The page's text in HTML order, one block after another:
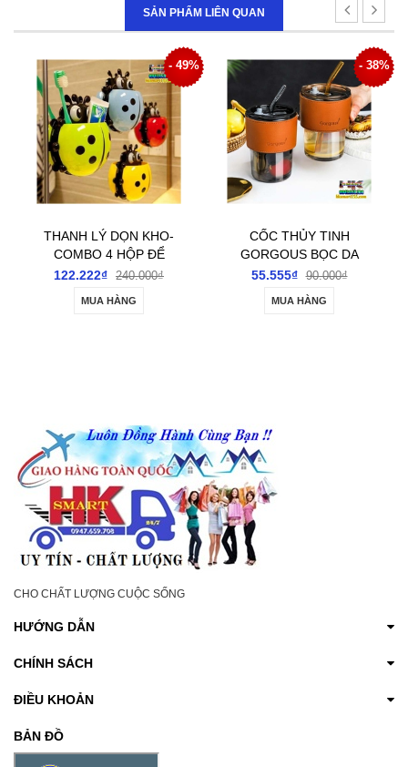
SẢN PHẨM LIÊN QUAN
- 49%
THANH LÝ DỌN KHO-
COMBO 4 HỘP ĐỂ
BÀN CHẢI HÌNH CON
122.222₫ 240.000₫
MUA HÀNG
- 38%
CỐC THỦY TINH
GORGOUS BỌC DA
CHỐNG BỎNG CÓ
HÚT
55.555₫ 90.000₫
MUA HÀNG
CHO CHẤT LƯỢNG CUỘC SỐNG
HƯỚNG DẪN
CHÍNH SÁCH
ĐIỀU KHOẢN
BẢN ĐỒ